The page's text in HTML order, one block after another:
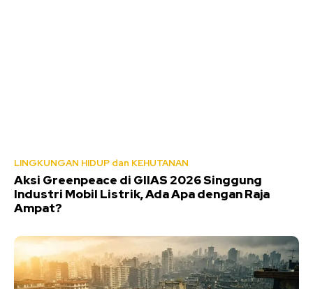
LINGKUNGAN HIDUP dan KEHUTANAN
Aksi Greenpeace di GIIAS 2026 Singgung
Industri Mobil Listrik, Ada Apa dengan Raja
Ampat?